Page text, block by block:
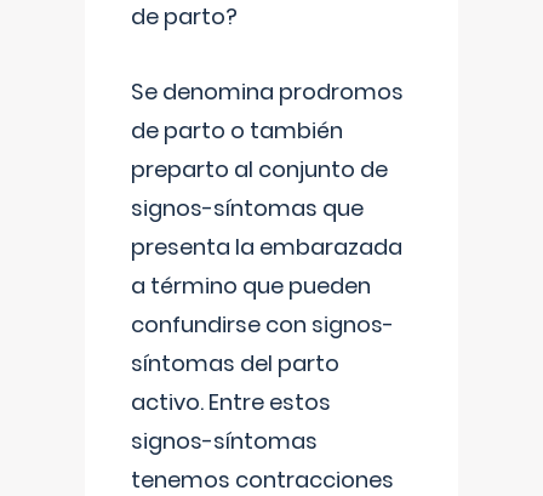
de parto?
Se denomina prodromos
de parto o también
preparto al conjunto de
signos-síntomas que
presenta la embarazada
a término que pueden
confundirse con signos-
síntomas del parto
activo. Entre estos
signos-síntomas
tenemos contracciones